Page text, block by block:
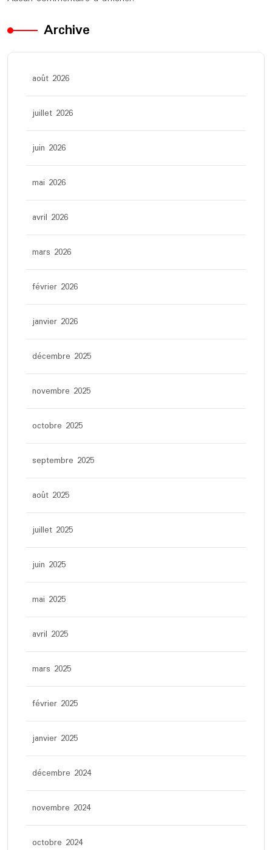
Archive
août 2026
juillet 2026
juin 2026
mai 2026
avril 2026
mars 2026
février 2026
janvier 2026
décembre 2025
novembre 2025
octobre 2025
septembre 2025
août 2025
juillet 2025
juin 2025
mai 2025
avril 2025
mars 2025
février 2025
janvier 2025
décembre 2024
novembre 2024
octobre 2024